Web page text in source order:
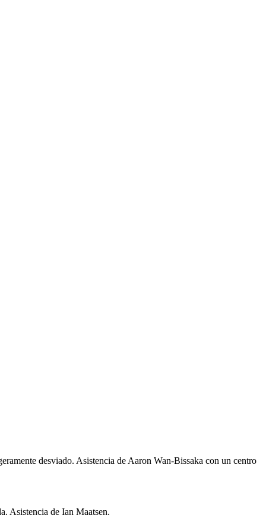
desviado. Asistencia de Aaron Wan-Bissaka con un centro
Asistencia de Ian Maatsen.